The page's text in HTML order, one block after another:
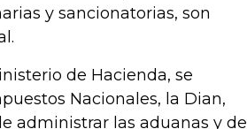
y sancionatorias, son
de Hacienda, se
Nacionales, la Dian,
administrar las aduanas y de